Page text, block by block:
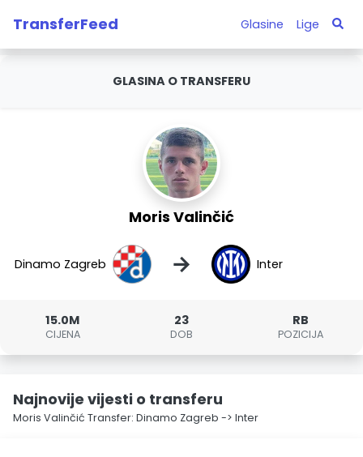
TransferFeed Glasine Lige
GLASINA O TRANSFERU
Moris Valinčić
Dinamo Zagreb → Inter
15.0M
CIJENA
23
DOB
RB
POZICIJA
Najnovije vijesti o transferu
Moris Valinčić Transfer: Dinamo Zagreb -> Inter